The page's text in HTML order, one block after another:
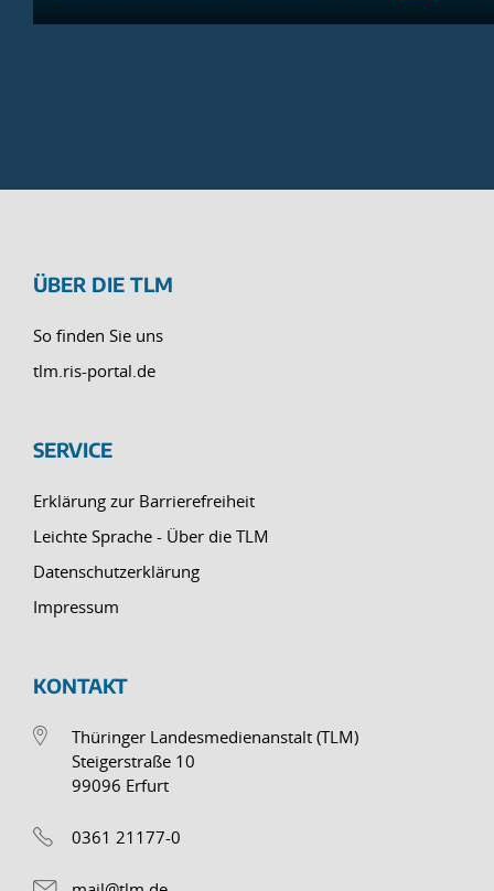
ÜBER DIE TLM
So finden Sie uns
tlm.ris-portal.de
SERVICE
Erklärung zur Barrierefreiheit
Leichte Sprache - Über die TLM
Datenschutzerklärung
Impressum
KONTAKT
Thüringer Landesmedienanstalt (TLM)
Steigerstraße 10
99096 Erfurt
0361 21177-0